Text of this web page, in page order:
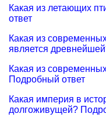
Какая из летающих
ответ
Какая из
является
Какая из
Подробный ответ
Какая империя в
долгоживущей?